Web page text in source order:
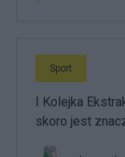
Sport
I Kolejka
skoro jest